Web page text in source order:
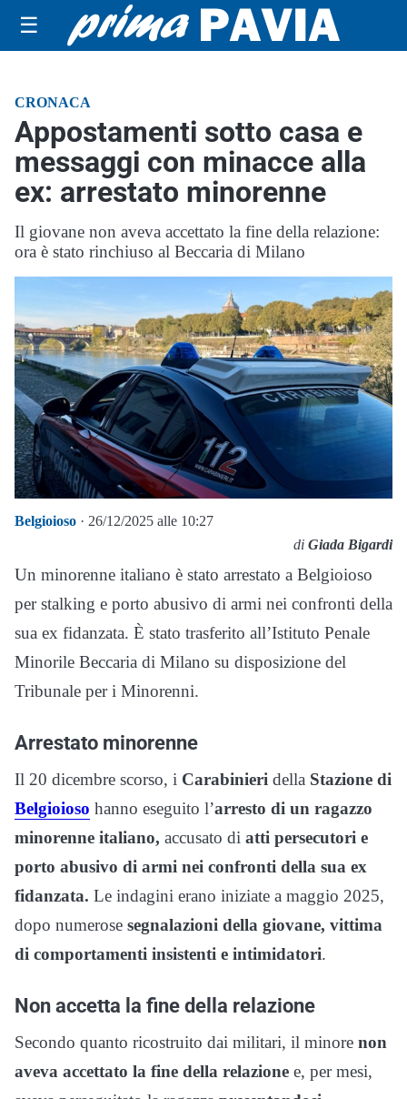
☰
CRONACA
Appostamenti sotto casa e
messaggi con minacce alla
ex: arrestato minorenne
Il giovane non aveva accettato la fine della relazione:
ora è stato rinchiuso al Beccaria di Milano
Belgioioso · 26/12/2025 alle 10:27
di Giada Bigardi
Un minorenne italiano è stato arrestato a Belgioioso
per stalking e porto abusivo di armi nei confronti della
sua ex fidanzata. È stato trasferito all’Istituto Penale
Minorile Beccaria di Milano su disposizione del
Tribunale per i Minorenni.
Arrestato minorenne
Il 20 dicembre scorso, i Carabinieri della Stazione di
Belgioioso hanno eseguito l’arresto di un ragazzo
minorenne italiano, accusato di atti persecutori e
porto abusivo di armi nei confronti della sua ex
fidanzata. Le indagini erano iniziate a maggio 2025,
dopo numerose segnalazioni della giovane, vittima
di comportamenti insistenti e intimidatori.
Non accetta la fine della relazione
Secondo quanto ricostruito dai militari, il minore non
aveva accettato la fine della relazione e, per mesi,